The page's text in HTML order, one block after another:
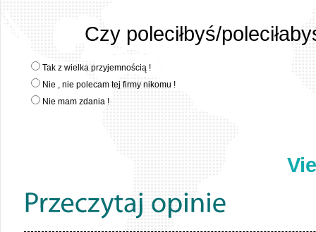
Czy poleciłbyś/
Tak z wielka przyjemnością !
Nie , nie polecam tej firmy nikomu !
Nie mam zdania !